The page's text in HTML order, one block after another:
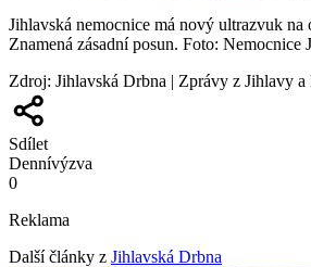
Jihlavská nemocnice má nový ultrazvuk na
Znamená zásadní posun. Foto: Nemocnice
Zdroj: Jihlavská Drbna | Zprávy z Jihlavy a
Sdílet
Dennívýzva
0
Reklama
Další články z Jihlavská Drbna